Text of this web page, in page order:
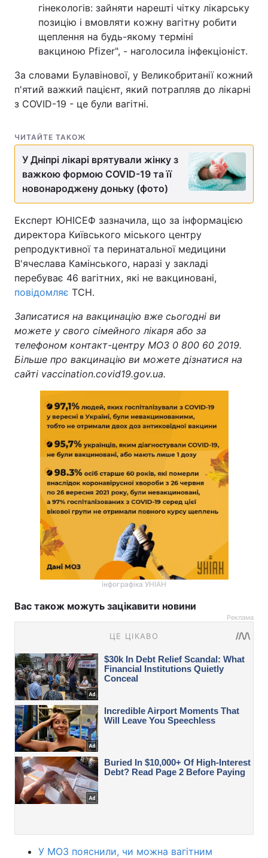
гінекологів: зайняти нарешті чітку лікарську
позицію і вмовляти кожну вагітну робити
щеплення на будь-якому терміні
вакциною Pfizer", - наголосила інфекціоніст.
За словами Булавінової, у Великобританії кожний
п'ятий важкий пацієнт, який потрапляв до лікарні
з COVID-19 - це були вагітні.
ЧИТАЙТЕ ТАКОЖ
У Дніпрі лікарі врятували жінку з
важкою формою COVID-19 та її
новонароджену доньку (фото)
Експерт ЮНІСЕФ зазначила, що за інформацією
директора Київського міського центру
репродуктивної та перинатальної медицини
В'ячеслава Камінського, наразі у закладі
перебуває 46 вагітних, які не вакциновані,
повідомляє ТСН.
Записатися на вакцинацію вже сьогодні ви
можете у свого сімейного лікаря або за
телефоном контакт-центру МОЗ 0 800 60 2019.
Більше про вакцинацію ви можете дізнатися на
сайті vaccination.covid19.gov.ua.
інфографіка УНІАН
Вас також можуть зацікавити новини
Реклама
У МОЗ пояснили, чи можна вагітним